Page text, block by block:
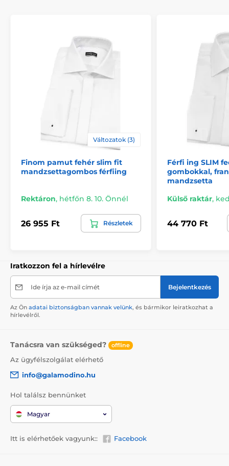
Változatok (3)
Finom pamut fehér slim fit
mandzsettagombos férfiing
Rektáron, hétfőn 8. 10. Önnél
26 955 Ft Részletek
Férfi ing SLIM
gombokkal,
mandzsetta
Külső raktár,
44 770 Ft
Iratkozzon fel a hírlevélre
Ide írja az e-mail címét Bejelentkezés
Az Ön adatai biztonságban vannak velünk, és bármikor leiratkozhat a
hírlevélről.
Tanácsra van szükséged? offline
Az ügyfélszolgálat elérhető
info@galamodino.hu
Hol találsz bennünket
Magyar
Itt is elérhetőek vagyunk:: Facebook